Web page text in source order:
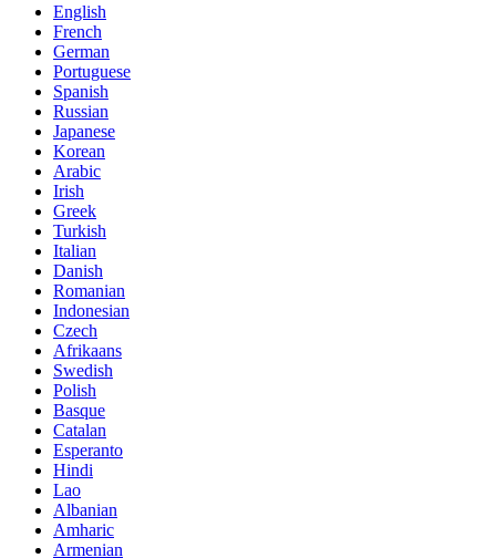
English
French
German
Portuguese
Spanish
Russian
Japanese
Korean
Arabic
Irish
Greek
Turkish
Italian
Danish
Romanian
Indonesian
Czech
Afrikaans
Swedish
Polish
Basque
Catalan
Esperanto
Hindi
Lao
Albanian
Amharic
Armenian